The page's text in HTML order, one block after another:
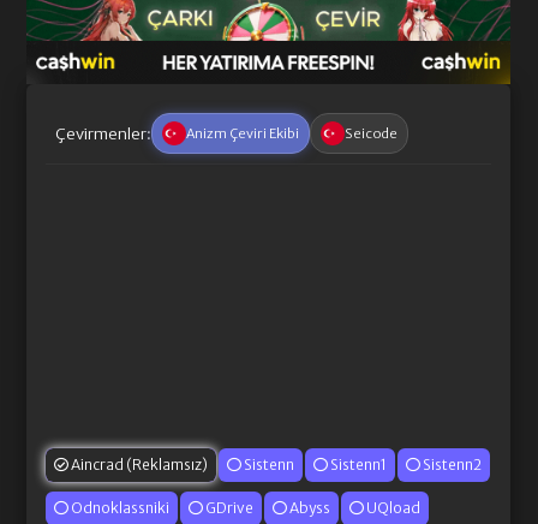
Çevirmenler: Anizm Çeviri Ekibi Seicode
Aincrad (Reklamsız) Sistenn Sistenn1 Sistenn2
Odnoklassniki GDrive Abyss UQload